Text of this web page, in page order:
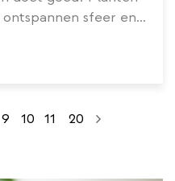
sfeer en
een welkome
9 10 11 20